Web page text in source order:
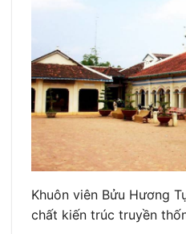
Khuôn viên Bửu Hương
chất kiến trúc truyền